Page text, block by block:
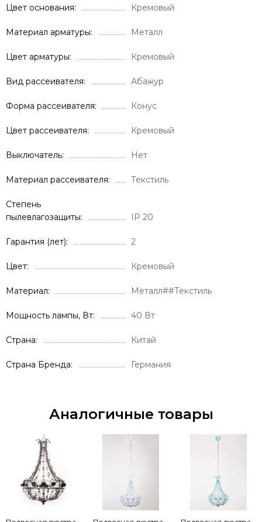
Цвет основания Кремовый
Материал арматуры Металл
Цвет арматуры Кремовый
Вид рассеивателя Абажур
Форма рассеивателя Конус
Цвет рассеивателя Кремовый
Выключатель Нет
Материал рассеивателя Текстиль
Степень
пылевлагозащиты
IP 20
Гарантия (лет) 2
Цвет Кремовый
Материал Металл##Текстиль
Мощность лампы, Вт 40 Вт
Страна Китай
Страна Бренда Германия
Аналогичные товары